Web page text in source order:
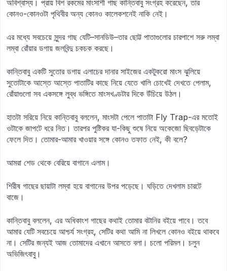
অবিশ্বাস্য। প্রায় বিশ রকমের মাংসাশী গাছ কান্তিবাবু সংগ্রহ করেছেন, তার
কোনও-কোনওটা পৃথিবীর অন্য কোনও কালেকশনেই নাকি নেই।
এর মধ্যে সবচেয়ে সুন্দর গাছ যেটি–সানডিউ–তার ছোট্ট পাতাগুলোর চারপাশে সরু লম্বা
লম্বা রোঁয়ার ডগায় জলবিন্দু চকচক করছে।
কান্তিবাবু একটি সুতোর ডগায় এলাচের দানার সাইজের একটুকরো মাংস ঝুলিয়ে
সুতোটাকে আস্তে আস্তে পাতাটির কাছে নিয়ে যেতে খালি চোখেই দেখতে পেলাম,
রোঁয়াগুলো সব একসঙ্গে লুব্ধ ভঙ্গিতে মাংসখণ্ডটার দিকে উঁচিয়ে উঠল।
হাতটা সরিয়ে নিয়ে কান্তিবাবু বললেন, মাংসটা পেলে পাতাটা Fly Trap-এর মতোই
ওটাকে জাপটে ধরে নিত। তারপর পুষ্টিকর যা-কিছু শুষে নিয়ে অকেজো ছিবড়েটাকে
ফেলে দিত। তোমার-আমার খাওয়ার সঙ্গে কোনও তফাত নেই, কী বলে?
আমরা শেড থেকে বেরিয়ে বাগানে এলাম।
শিরীষ গাছের ছায়াটা লম্বা হয়ে বাগানের উপর পড়েছে। ঘড়িতে দেখলাম চারটে
বাজে।
কান্তিবাবু বললেন, এর অধিকাংশ গাছের কথাই তোমার বটানির বইয়ে পাবে। তবে
আমার যেটি সবচেয়ে আশ্চর্য সংগ্রহ, সেটির কথা আমি না লিখলে কোনও বইয়ে থাকবে
না। সেটির জন্যই আজ তোমাদের এখানে আসতে বলা। চলো পরিমল। চলুন
অভিজিৎবাবু।